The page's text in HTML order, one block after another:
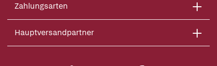
Zahlungsarten
Hauptversandpartner